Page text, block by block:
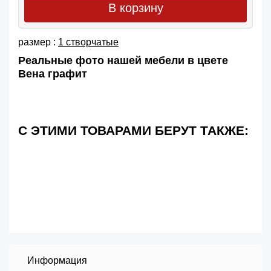
В корзину
размер : 1 створчатые
Реальные фото нашей мебели в цвете
Вена графит
С ЭТИМИ ТОВАРАМИ БЕРУТ ТАКЖЕ:
Информация